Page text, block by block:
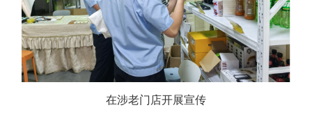
在涉老门店开展宣传